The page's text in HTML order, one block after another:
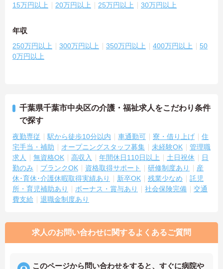
15万円以上 20万円以上 25万円以上 30万円以上
年収
250万円以上 300万円以上 350万円以上 400万円以上
50
0万円以上
千葉県千葉市中央区の介護・福祉求人をこだわり条件
で探す
夜勤専従 駅から徒歩10分以内 車通勤可 寮・借り上げ
住
宅手当・補助
オープニングスタッフ募集 未経験OK
管理職
求人
無資格OK 高収入 年間休日110日以上 土日祝休
日
勤のみ
ブランクOK 資格取得サポート 研修制度あり
産
休･育休･介護休暇取得実績あり
新卒OK 残業少なめ
託児
所・育児補助あり
ボーナス・賞与あり 社会保険完備
交通
費支給
退職金制度あり
求人のお問い合わせに関するよくあるご質問
このページから問い合わせをすると、すぐに病院や